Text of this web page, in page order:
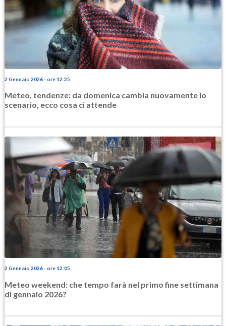
2 Gennaio 2026 - ore 12:25
Meteo, tendenze: da domenica cambia nuovamente lo
scenario, ecco cosa ci attende
2 Gennaio 2026 - ore 12:05
Meteo weekend: che tempo farà nel primo fine settimana
di gennaio 2026?